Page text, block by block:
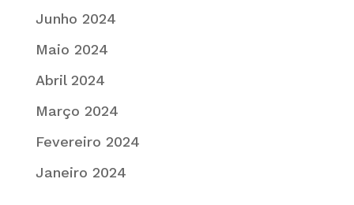
Junho 2024
Maio 2024
Abril 2024
Março 2024
Fevereiro 2024
Janeiro 2024